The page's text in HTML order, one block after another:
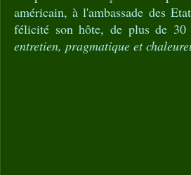
américain, à l'ambassade des
félicité son hôte, de plus de 30
entretien, pragmatique et